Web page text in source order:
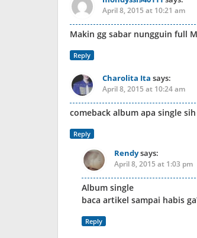
April 8, 2015 at 10:21 am
Makin gg sabar nungguin full
Reply
Charolita Ita says:
April 8, 2015 at 10:24 am
comeback album apa single sih
Reply
Rendysays:
April 8, 2015 at 1:03 pm
Album single
baca artikel sampai habis
Reply